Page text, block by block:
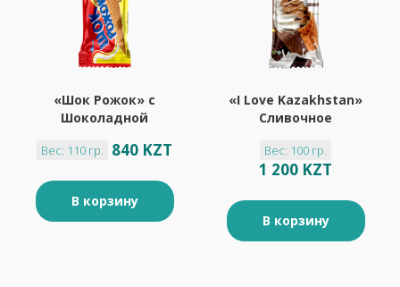
«Шок Рожок» с
Шоколадной
Вес: 110 гр. 840 KZT
В корзину
«I Love Kazakhstan»
Сливочное
Вес: 100 гр.
1 200 KZT
В корзину